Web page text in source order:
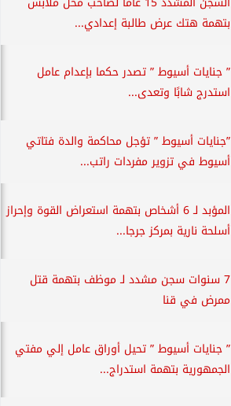
بتهمة هتك عرض طالبة إعدادي...
” جنايات أسيوط ” تصدر حكما بإعدام عامل
استدرج شابًا وتعدى...
”جنايات أسيوط ” تؤجل محاكمة والدة فتاتي
أسيوط في تزوير مفردات راتب...
المؤبد لـ 6 أشخاص بتهمة استعراض القوة وإحراز
أسلحة نارية بمركز جرجا...
7 سنوات سجن مشدد لـ موظف بتهمة قتل
ممرض في قنا
” جنايات أسيوط ” تحيل أوراق عامل إلي مفتي
الجمهورية بتهمة استدراج...